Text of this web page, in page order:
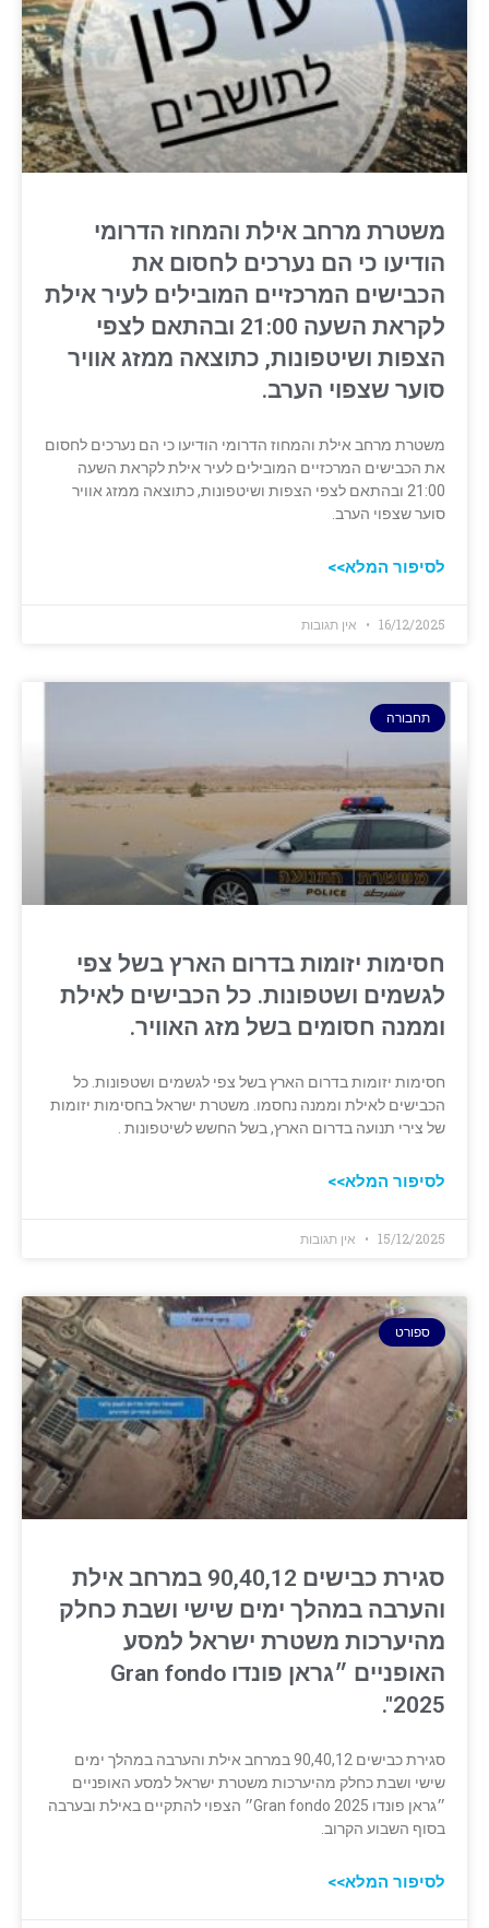
משטרת מרחב אילת והמחוז הדרומי
הודיעו כי הם נערכים לחסום את
הכבישים המרכזיים המובילים לעיר אילת
לקראת השעה 21:00 ובהתאם לצפי
הצפות ושיטפונות, כתוצאה ממזג אוויר
סוער שצפוי הערב.
משטרת מרחב אילת והמחוז הדרומי הודיעו כי הם נערכים לחסום
את הכבישים המרכזיים המובילים לעיר אילת לקראת השעה
21:00 ובהתאם לצפי הצפות ושיטפונות, כתוצאה ממזג אוויר
סוער שצפוי הערב.
לסיפור המלא>>
16/12/2025 אין תגובות
תחבורה
חסימות יזומות בדרום הארץ בשל צפי
לגשמים ושטפונות. כל הכבישים לאילת
וממנה חסומים בשל מזג האוויר.
חסימות יזומות בדרום הארץ בשל צפי לגשמים ושטפונות. כל
הכבישים לאילת וממנה נחסמו. משטרת ישראל בחסימות יזומות
של צירי תנועה בדרום הארץ, בשל החשש לשיטפונות .
לסיפור המלא>>
15/12/2025 אין תגובות
ספורט
סגירת כבישים 90,40,12 במרחב אילת
והערבה במהלך ימים שישי ושבת כחלק
מהיערכות משטרת ישראל למסע
האופניים ״גראן פונדו Gran fondo
2025".
סגירת כבישים 90,40,12 במרחב אילת והערבה במהלך ימים
שישי ושבת כחלק מהיערכות משטרת ישראל למסע האופניים
״גראן פונדו Gran fondo 2025״ הצפוי להתקיים באילת ובערבה
בסוף השבוע הקרוב.
לסיפור המלא>>